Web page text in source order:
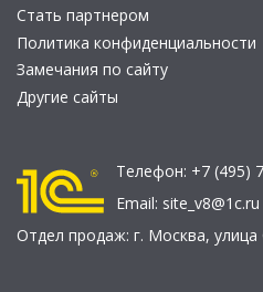
Стать партнером
Политика конфиденциальности
Замечания по сайту
Другие сайты
Телефон: +7 (495)
Email: site_v8@1c.ru
Отдел продаж: г. Москва, улица